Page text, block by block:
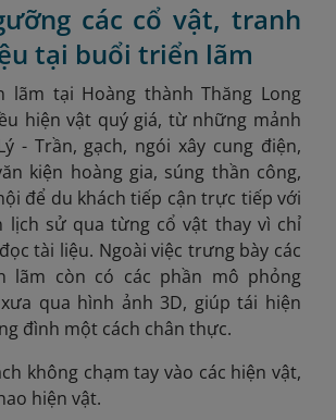
các cổ vật, tranh
tại buổi triển lãm
lãm tại Hoàng thành Thăng Long
hiện vật quý giá, từ những mảnh
- Trần, gạch, ngói xây cung điện,
kiện hoàng gia, súng thần công,
để du khách tiếp cận trực tiếp với
lịch sử qua từng cổ vật thay vì chỉ
tài liệu. Ngoài việc trưng bày các
lãm còn có các phần mô phỏng
qua hình ảnh 3D, giúp tái hiện
đình một cách chân thực.
không chạm tay vào các hiện vật,
hiện vật.